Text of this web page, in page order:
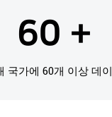
60 +
국가에 60개 이상 데